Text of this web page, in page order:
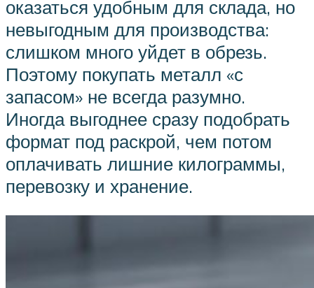
оказаться удобным для склада, но
невыгодным для производства:
слишком много уйдет в обрезь.
Поэтому покупать металл «с
запасом» не всегда разумно.
Иногда выгоднее сразу подобрать
формат под раскрой, чем потом
оплачивать лишние килограммы,
перевозку и хранение.